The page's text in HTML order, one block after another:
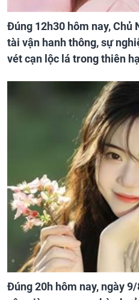
Đúng 12h30 hôm nay, Chủ
tài vận hanh thông, sự
vét cạn lộc lá trong thiên hạ
Đúng 20h hôm nay, ngày